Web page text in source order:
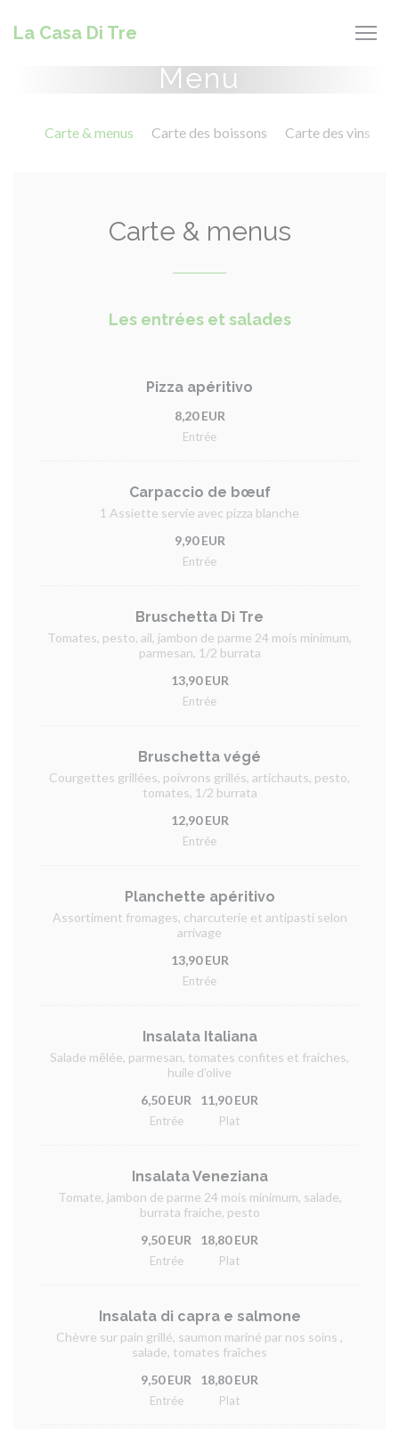
La Casa Di Tre
Menu
Carte & menus Carte des boissons Carte des vins
Carte & menus
Les entrées et salades
Pizza apéritivo
8,20 EUR
Entrée
Carpaccio de bœuf
1 Assiette servie avec pizza blanche
9,90 EUR
Entrée
Bruschetta Di Tre
Tomates, pesto, ail, jambon de parme 24 mois minimum,
parmesan, 1/2 burrata
13,90 EUR
Entrée
Bruschetta végé
Courgettes grillées, poivrons grillés, artichauts, pesto,
tomates, 1/2 burrata
12,90 EUR
Entrée
Planchette apéritivo
Assortiment fromages, charcuterie et antipasti selon
arrivage
13,90 EUR
Entrée
Insalata Italiana
Salade mêlée, parmesan, tomates confites et fraiches,
huile d’olive
6,50 EUR
Entrée
11,90 EUR
Plat
Insalata Veneziana
Tomate, jambon de parme 24 mois minimum, salade,
burrata fraiche, pesto
9,50 EUR
Entrée
18,80 EUR
Plat
Insalata di capra e salmone
Chèvre sur pain grillé, saumon mariné par nos soins ,
salade, tomates fraîches
9,50 EUR
Entrée
18,80 EUR
Plat